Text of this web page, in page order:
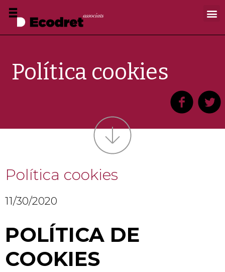
Política cookies
Política cookies
11/30/2020
POLÍTICA DE
COOKIES